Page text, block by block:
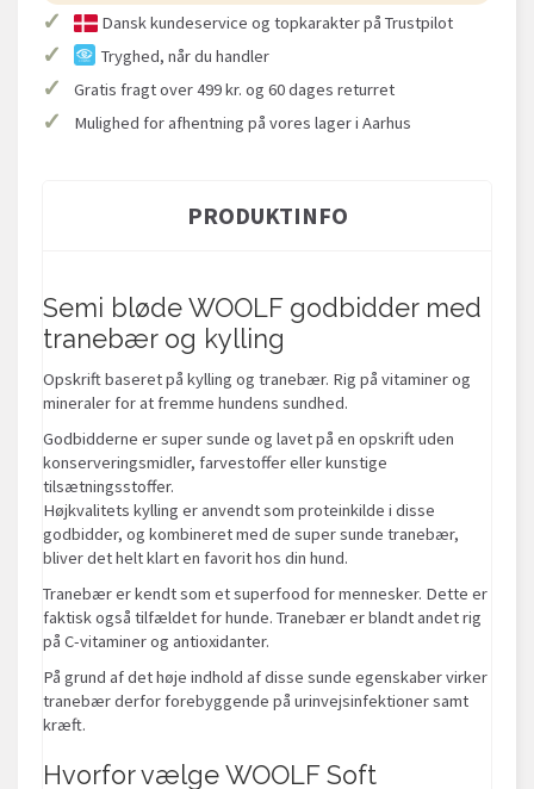
✓ Dansk kundeservice og topkarakter på Trustpilot
✓ Tryghed, når du handler
✓ Gratis fragt over 499 kr. og 60 dages returret
✓ Mulighed for afhentning på vores lager i Aarhus
PRODUKTINFO
Semi bløde WOOLF godbidder med
tranebær og kylling
Opskrift baseret på kylling og tranebær. Rig på vitaminer og
mineraler for at fremme hundens sundhed.
Godbidderne er super sunde og lavet på en opskrift uden
konserveringsmidler, farvestoffer eller kunstige
tilsætningsstoffer.
Højkvalitets kylling er anvendt som proteinkilde i disse
godbidder, og kombineret med de super sunde tranebær,
bliver det helt klart en favorit hos din hund.
Tranebær er kendt som et superfood for mennesker. Dette er
faktisk også tilfældet for hunde. Tranebær er blandt andet rig
på C-vitaminer og antioxidanter.
På grund af det høje indhold af disse sunde egenskaber virker
tranebær derfor forebyggende på urinvejsinfektioner samt
kræft.
Hvorfor vælge WOOLF Soft